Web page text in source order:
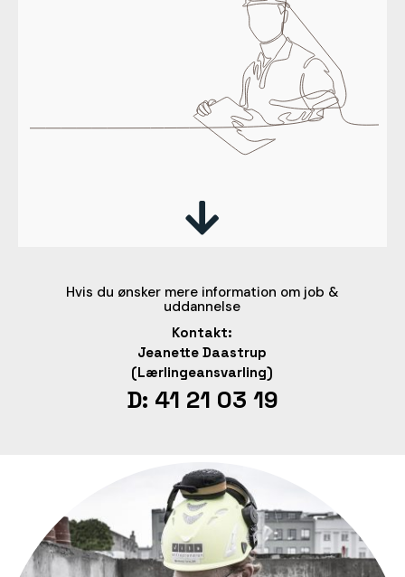

Hvis du ønsker mere information om job &
uddannelse
Kontakt:
Jeanette Daastrup
(Lærlingeansvarling)
D: 41 21 03 19